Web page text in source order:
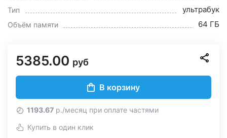
Тип ультрабук
Объём памяти 64 ГБ
5385.00 руб
В корзину
1193.67 р./месяц при оплате частями
Купить в один клик